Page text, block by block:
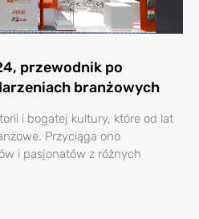
przewodnik po
branżowych
i bogatej kultury, które od lat
Przyciąga ono
i pasjonatów z różnych